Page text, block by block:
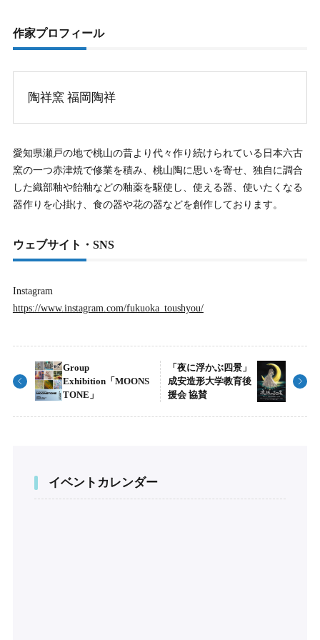
作家プロフィール
陶祥窯 福岡陶祥
愛知県瀬戸の地で桃山の昔より代々作り続けられている日本六古
窯の一つ赤津焼で修業を積み、桃山陶に思いを寄せ、独自に調合
した織部釉や飴釉などの釉薬を駆使し、使える器、使いたくなる
器作りを心掛け、食の器や花の器などを創作しております。
ウェブサイト・SNS
Instagram
https://www.instagram.com/fukuoka_toushyou/
Group
Exhibition「MOONS
TONE」
「夜に浮かぶ四景」
成安造形大学教育後
援会 協賛
イベントカレンダー